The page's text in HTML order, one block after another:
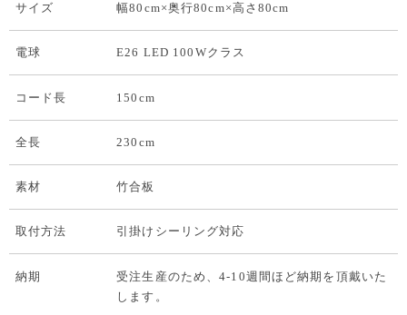
サイズ 幅80cm×奥行80cm×高さ80cm
電球 E26 LED 100Wクラス
コード長 150cm
全長 230cm
素材 竹合板
取付方法 引掛けシーリング対応
納期
受注生産のため、4-10週間ほど納期を頂戴いた
します。